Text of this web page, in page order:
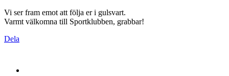
Vi ser fram emot att följa er i gulsvart.
Varmt välkomna till Sportklubben, grabbar!
Dela